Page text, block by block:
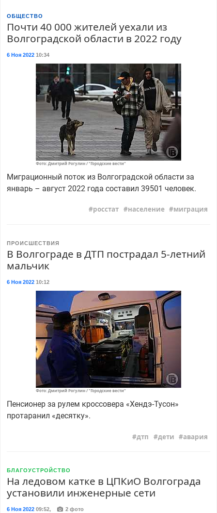
ОБЩЕСТВО
Почти 40 000 жителей уехали из
Волгоградской области в 2022 году
6 Ноя 202210:34
Фото: Дмитрий Рогулин / "Городские вести"
Миграционный поток из Волгоградской области за
январь – август 2022 года составил 39501 человек.
росстат население миграция
ПРОИСШЕСТВИЯ
В Волгограде в ДТП пострадал 5-летний
мальчик
6 Ноя 202210:12
Фото: Дмитрий Рогулин / "Городские вести"
Пенсионер за рулем кроссовера «Хендэ-Тусон»
протаранил «десятку».
дтп дети авария
БЛАГОУСТРОЙСТВО
На ледовом катке в ЦПКиО Волгограда
установили инженерные сети
6 Ноя 202209:52, 2 фото